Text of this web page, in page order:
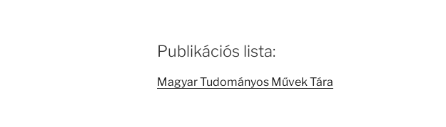
Publikációs lista:
Magyar Tudományos Művek Tára